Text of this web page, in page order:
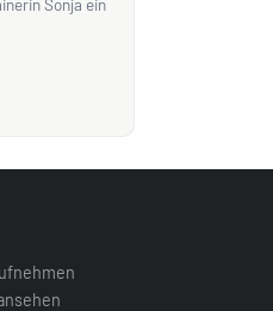
Sonja ein